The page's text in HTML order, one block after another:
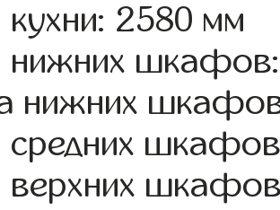
2580 мм
нижних
нижних
средних
верхних